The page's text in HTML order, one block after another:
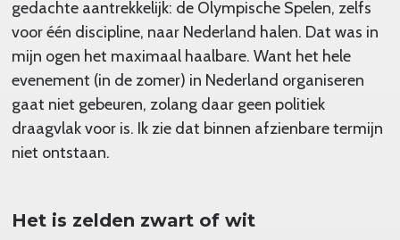
gedachte aantrekkelijk: de Olympische Spelen, zelfs
voor één discipline, naar Nederland halen. Dat was in
mijn ogen het maximaal haalbare. Want het hele
evenement (in de zomer) in Nederland organiseren
gaat niet gebeuren, zolang daar geen politiek
draagvlak voor is. Ik zie dat binnen afzienbare termijn
niet ontstaan.
Het is zelden zwart of wit